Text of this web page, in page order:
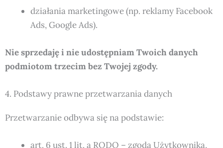
działania marketingowe (np. reklamy Facebook
Ads, Google Ads).
Nie sprzedaję i nie udostępniam Twoich danych
podmiotom trzecim bez Twojej zgody.
4. Podstawy prawne przetwarzania danych
Przetwarzanie odbywa się na podstawie:
art. 6 ust. 1 lit. a RODO – zgoda Użytkownika,